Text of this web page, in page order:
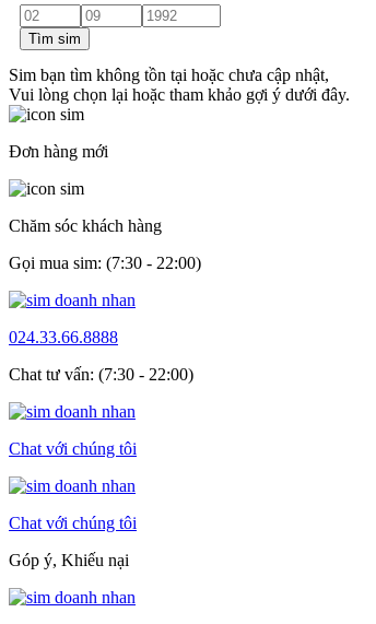
Tìm sim
Sim bạn tìm không tồn tại hoặc chưa cập nhật,
Vui lòng chọn lại hoặc tham khảo gợi ý dưới đây.
Đơn hàng mới
Chăm sóc khách hàng
Gọi mua sim: (7:30 - 22:00)
024.33.66.8888
Chat tư vấn: (7:30 - 22:00)
Chat với chúng tôi
Chat với chúng tôi
Góp ý, Khiếu nại